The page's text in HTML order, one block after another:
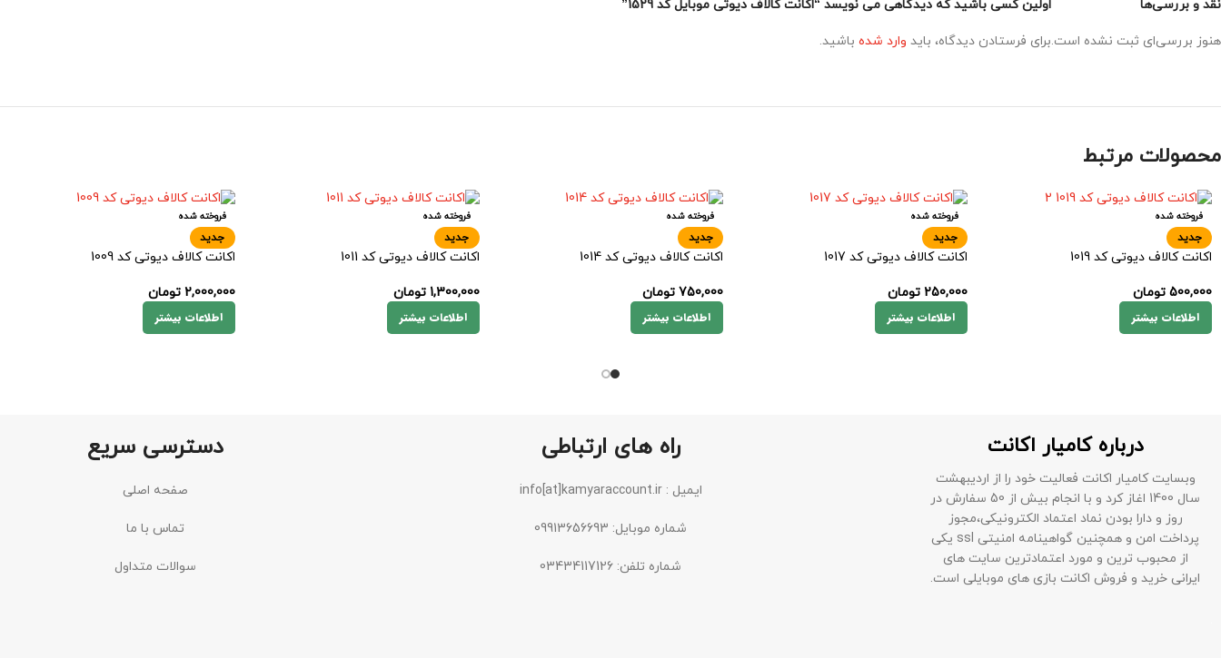
نقد و بررسی‌ها
هنوز بررسی‌ای ثبت نشده است.
اولین کسی باشید که دیدگاهی می نویسد “اکانت کالاف دیوتی موبایل کد 1529”
برای فرستادن دیدگاه، باید وارد شده باشید.
محصولات مرتبط
فروخته شده
جدید
اکانت کالاف دیوتی کد 1019
500,000 تومان
اطلاعات بیشتر
فروخته شده
جدید
اکانت کالاف دیوتی کد 1017
250,000 تومان
اطلاعات بیشتر
فروخته شده
جدید
اکانت کالاف دیوتی کد 1014
750,000 تومان
اطلاعات بیشتر
فروخته شده
جدید
اکانت کالاف دیوتی کد 1011
1,300,000 تومان
اطلاعات بیشتر
فروخته شده
جدید
اکانت کالاف دیوتی کد 1009
2,000,000 تومان
اطلاعات بیشتر
درباره کامیار اکانت
وبسایت کامیار اکانت فعالیت خود را از اردیبهشت
سال 1400 اغاز کرد و با انجام بیش از 50 سفارش در
روز و دارا بودن نماد اعتماد الکترونیکی،مجوز
پرداخت امن و همچنین گواهینامه امنیتی ssl یکی
از محبوب ترین و مورد اعتمادترین سایت های
ایرانی خرید و فروش اکانت بازی های موبایلی است.
راه های ارتباطی
ایمیل : info[at]kamyaraccount.ir
شماره موبایل: 09913656693
شماره تلفن: 03434117126
دسترسی سریع
صفحه اصلی
تماس با ما
سوالات متداول